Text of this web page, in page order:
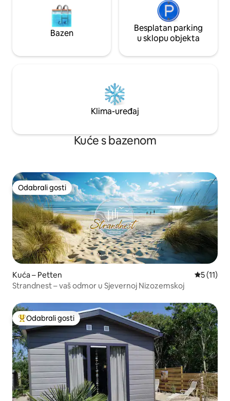
Bazen
Besplatan parking
u sklopu objekta
Klima-uređaj
Kuće s bazenom
Odabrali gosti
Odabrali gosti
Kuća – Petten
5 (11)
Strandnest – vaš odmor u Sjevernoj Nizozemskoj
Među najviše rangiranima s oznakom „Odabrali gosti”
Odabrali gosti